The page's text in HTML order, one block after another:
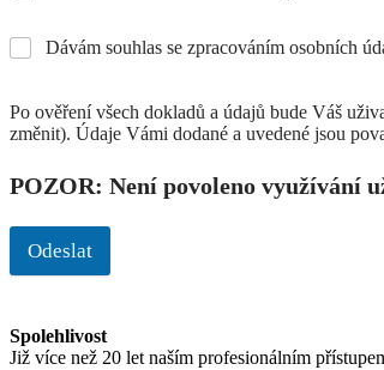
Dávám souhlas se zpracováním osobních
Po ověření všech dokladů a údajů bude Váš
změnit). Údaje Vámi dodané a uvedené jsou
POZOR: Není povoleno využívání
Odeslat
Spolehlivost
Již více než 20 let naším profesionálním